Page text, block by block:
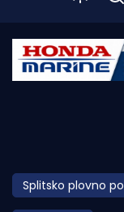
Početna
Obala
Otoci
Splitsko plovno